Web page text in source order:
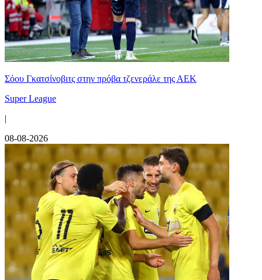
Σόου Γκατσίνοβιτς στην πρόβα τζενεράλε της ΑΕΚ
Super League
|
08-08-2026